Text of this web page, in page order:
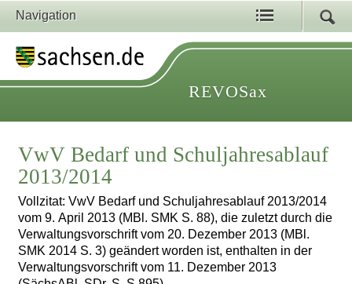
Navigation
REVOSax
VwV Bedarf und Schuljahresablauf
2013/2014
Vollzitat: VwV Bedarf und Schuljahresablauf 2013/2014
vom 9. April 2013 (MBl. SMK S. 88), die zuletzt durch die
Verwaltungsvorschrift vom 20. Dezember 2013 (MBl.
SMK 2014 S. 3) geändert worden ist, enthalten in der
Verwaltungsvorschrift vom 11. Dezember 2013